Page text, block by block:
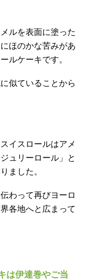
ルを表面に塗った
ほのかな苦みがあ
ルケーキです。
似ていることから
イスロールはアメ
ュリーロール」と
ました。
わって再びヨーロ
各地へと広まって
は伊達巻やご当